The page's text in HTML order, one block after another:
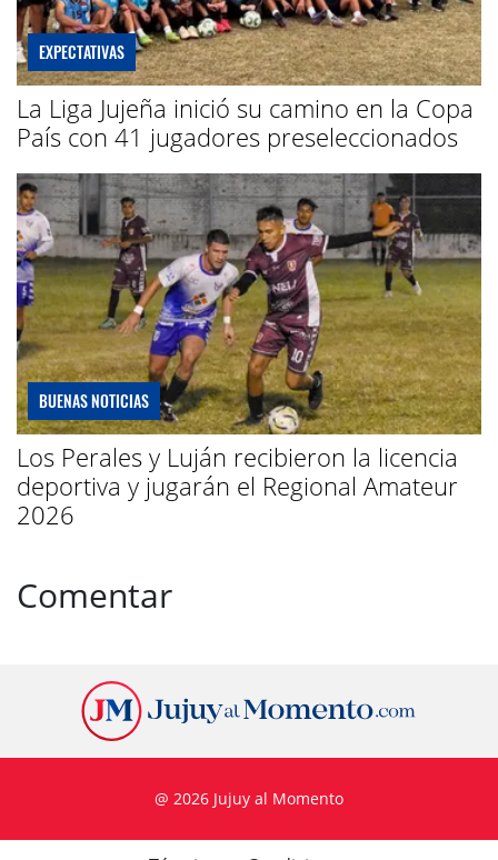
EXPECTATIVAS
La Liga Jujeña inició su camino en la Copa
País con 41 jugadores preseleccionados
BUENAS NOTICIAS
Los Perales y Luján recibieron la licencia
deportiva y jugarán el Regional Amateur
2026
Comentar
@ 2026 Jujuy al Momento